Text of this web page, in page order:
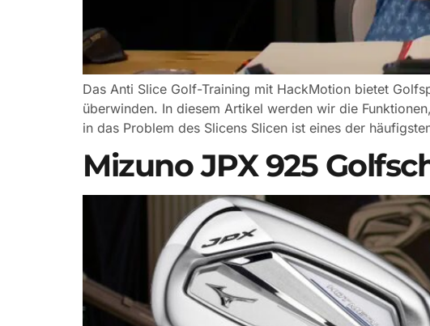
Das Anti Slice Golf-Training mit HackMotion bietet
überwinden. In diesem Artikel werden wir die
in das Problem des Slicens Slicen ist eines der
Mizuno JPX 925